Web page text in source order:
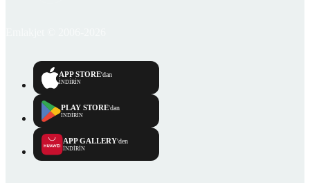
APP STORE'dan
İNDİRİN
PLAY STORE'dan
İNDİRİN
APP GALLERY'den
İNDİRİN